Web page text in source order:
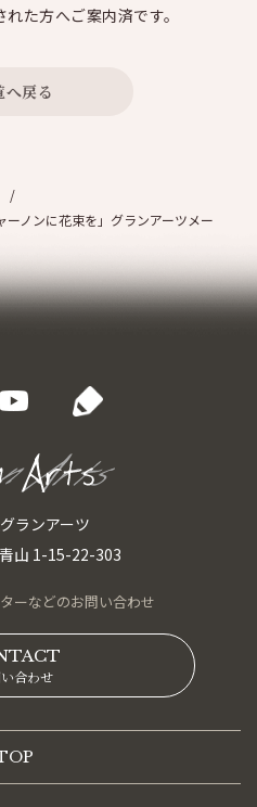
た方へご案内済です。
へ戻る
ーノンに花束を」グランアーツメー
ランアーツ
山 1-15-22-303
ーなどのお問い合わせ
合わせ